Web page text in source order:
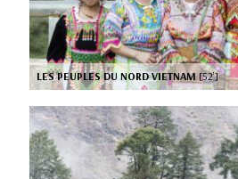
LES PEUPLES DU NORD VIETNAM[52’]